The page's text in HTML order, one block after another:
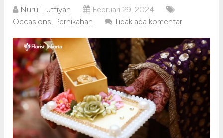
Nurul Lutfiyah
Februari 29, 2024
Occasions, Pernikahan Tidak ada komentar